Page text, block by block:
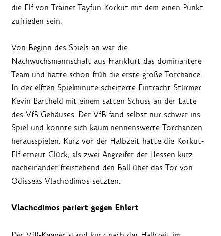
die Elf von Trainer Tayfun Korkut mit dem einen Punkt
zufrieden sein.
Von Beginn des Spiels an war die
Nachwuchsmannschaft aus Frankfurt das dominantere
Team und hatte schon früh die erste große Torchance.
In der elften Spielminute scheiterte Eintracht-Stürmer
Kevin Bartheld mit einem satten Schuss an der Latte
des VfB-Gehäuses. Der VfB fand selbst nur schwer ins
Spiel und konnte sich kaum nennenswerte Torchancen
herausspielen. Kurz vor der Halbzeit hatte die Korkut-
Elf erneut Glück, als zwei Angreifer der Hessen kurz
nacheinander freistehend den Ball über das Tor von
Odisseas Vlachodimos setzten.
Vlachodimos pariert gegen Ehlert